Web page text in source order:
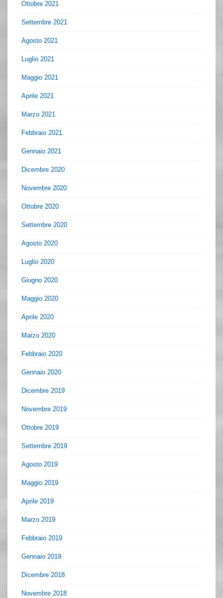
Ottobre 2021
Settembre 2021
Agosto 2021
Luglio 2021
Maggio 2021
Aprile 2021
Marzo 2021
Febbraio 2021
Gennaio 2021
Dicembre 2020
Novembre 2020
Ottobre 2020
Settembre 2020
Agosto 2020
Luglio 2020
Giugno 2020
Maggio 2020
Aprile 2020
Marzo 2020
Febbraio 2020
Gennaio 2020
Dicembre 2019
Novembre 2019
Ottobre 2019
Settembre 2019
Agosto 2019
Maggio 2019
Aprile 2019
Marzo 2019
Febbraio 2019
Gennaio 2019
Dicembre 2018
Novembre 2018